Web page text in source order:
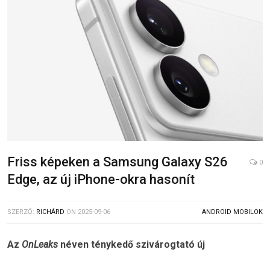
Friss képeken a Samsung Galaxy S26
Edge, az új iPhone-okra hasonít
0
SZERZŐ: RICHÁRD ON 2025-09-06 ANDROID MOBILOK
Az OnLeaks néven ténykedő szivárogtató új